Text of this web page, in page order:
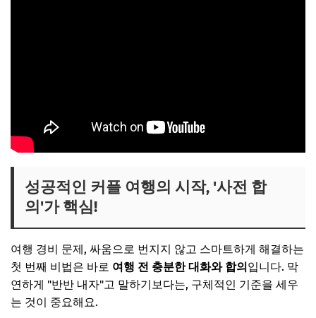
성공적인 커플 여행의 시작, '사전 합
의'가 핵심!
여행 경비 문제, 싸움으로 번지지 않고 스마트하게 해결하는
첫 번째 비법은 바로 여행 전 충분한 대화와 합의입니다. 막
연하게 "반반 내자"고 말하기보다는, 구체적인 기준을 세우
는 것이 중요해요.